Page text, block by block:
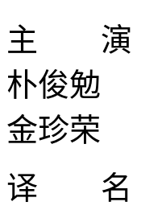
主 演
朴俊勉
金珍荣
译 名 姐